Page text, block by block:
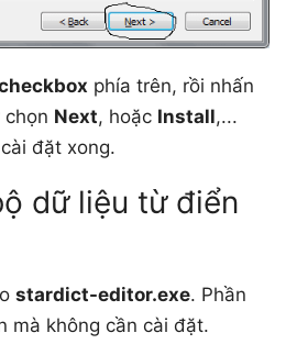
phía trên, rồi nhấn
chọn Next, hoặc Install,...
đặt xong.
dữ liệu từ điển
stardict-editor.exe. Phần
mà không cần cài đặt.